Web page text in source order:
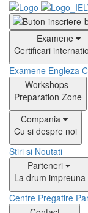
Examene
Certificari
Examene Engleza
Workshops
Preparation Zone
Compania
Cu si despre noi
Stiri si Noutati
Parteneri
La drum impreuna
Centre Pregatire